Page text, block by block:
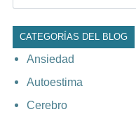
CATEGORÍAS DEL BLOG
Ansiedad
Autoestima
Cerebro